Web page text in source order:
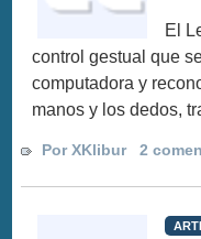
El
control gestual que
computadora y
manos y los dedos,
Por XKlibur 2